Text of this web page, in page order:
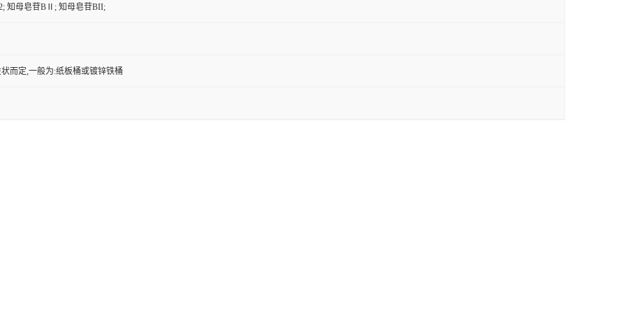
知母皂苷BⅡ; 知母皂苷BII;
而定,一般为:纸板桶或镀锌铁桶